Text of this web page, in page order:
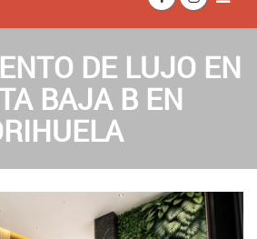
DE LUJO EN
BAJA B EN